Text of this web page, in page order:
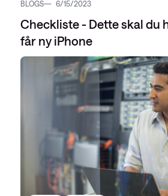
BLOGS 6/15/2023
Checkliste - Dette skal du
får ny iPhone